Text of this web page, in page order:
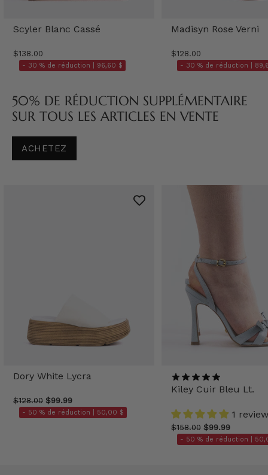
Scyler Blanc Cassé
$138.00
- 30 % de réduction | 96,60 $
Madisyn Rose Verni
$128.00
- 30 % de réduction |
50% DE RÉDUCTION SUPPLÉMENTAIRE
SUR TOUS LES ARTICLES EN VENTE
ACHETEZ
Dory White Lycra
$128.00 $99.99
- 50 % de réduction | 50,00 $
Kiley Cuir Bleu Lt.
1 review
$158.00 $99.99
- 50 % de réduction |